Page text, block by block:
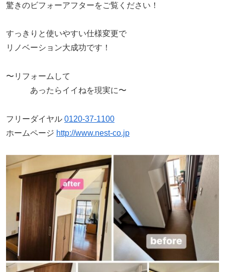
驚きのビフォーアフターをご覧ください！
すっきりと使いやすい仕様変更で
リノベーション大成功です！
〜リフォームして
あったらイイねを現実に〜
フリーダイヤル 0120-37-1100
ホームページ http://www.nest-co.jp